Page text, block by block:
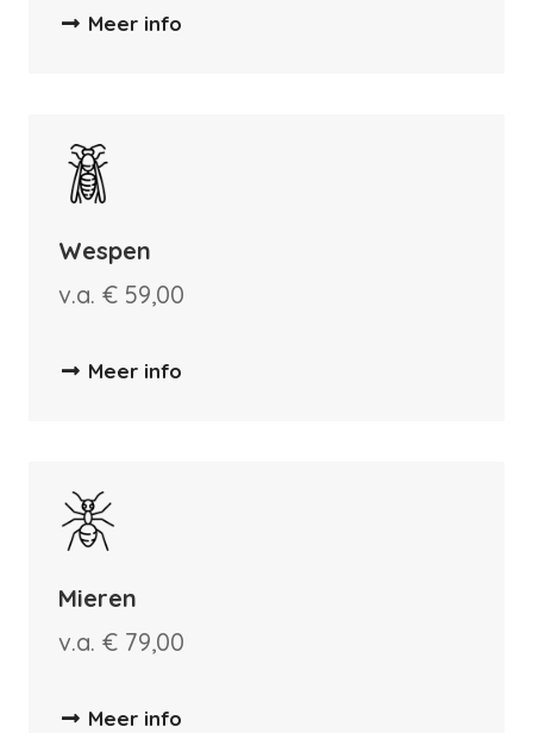
Meer info
Wespen
v.a. € 59,00
Meer info
Mieren
v.a. € 79,00
Meer info